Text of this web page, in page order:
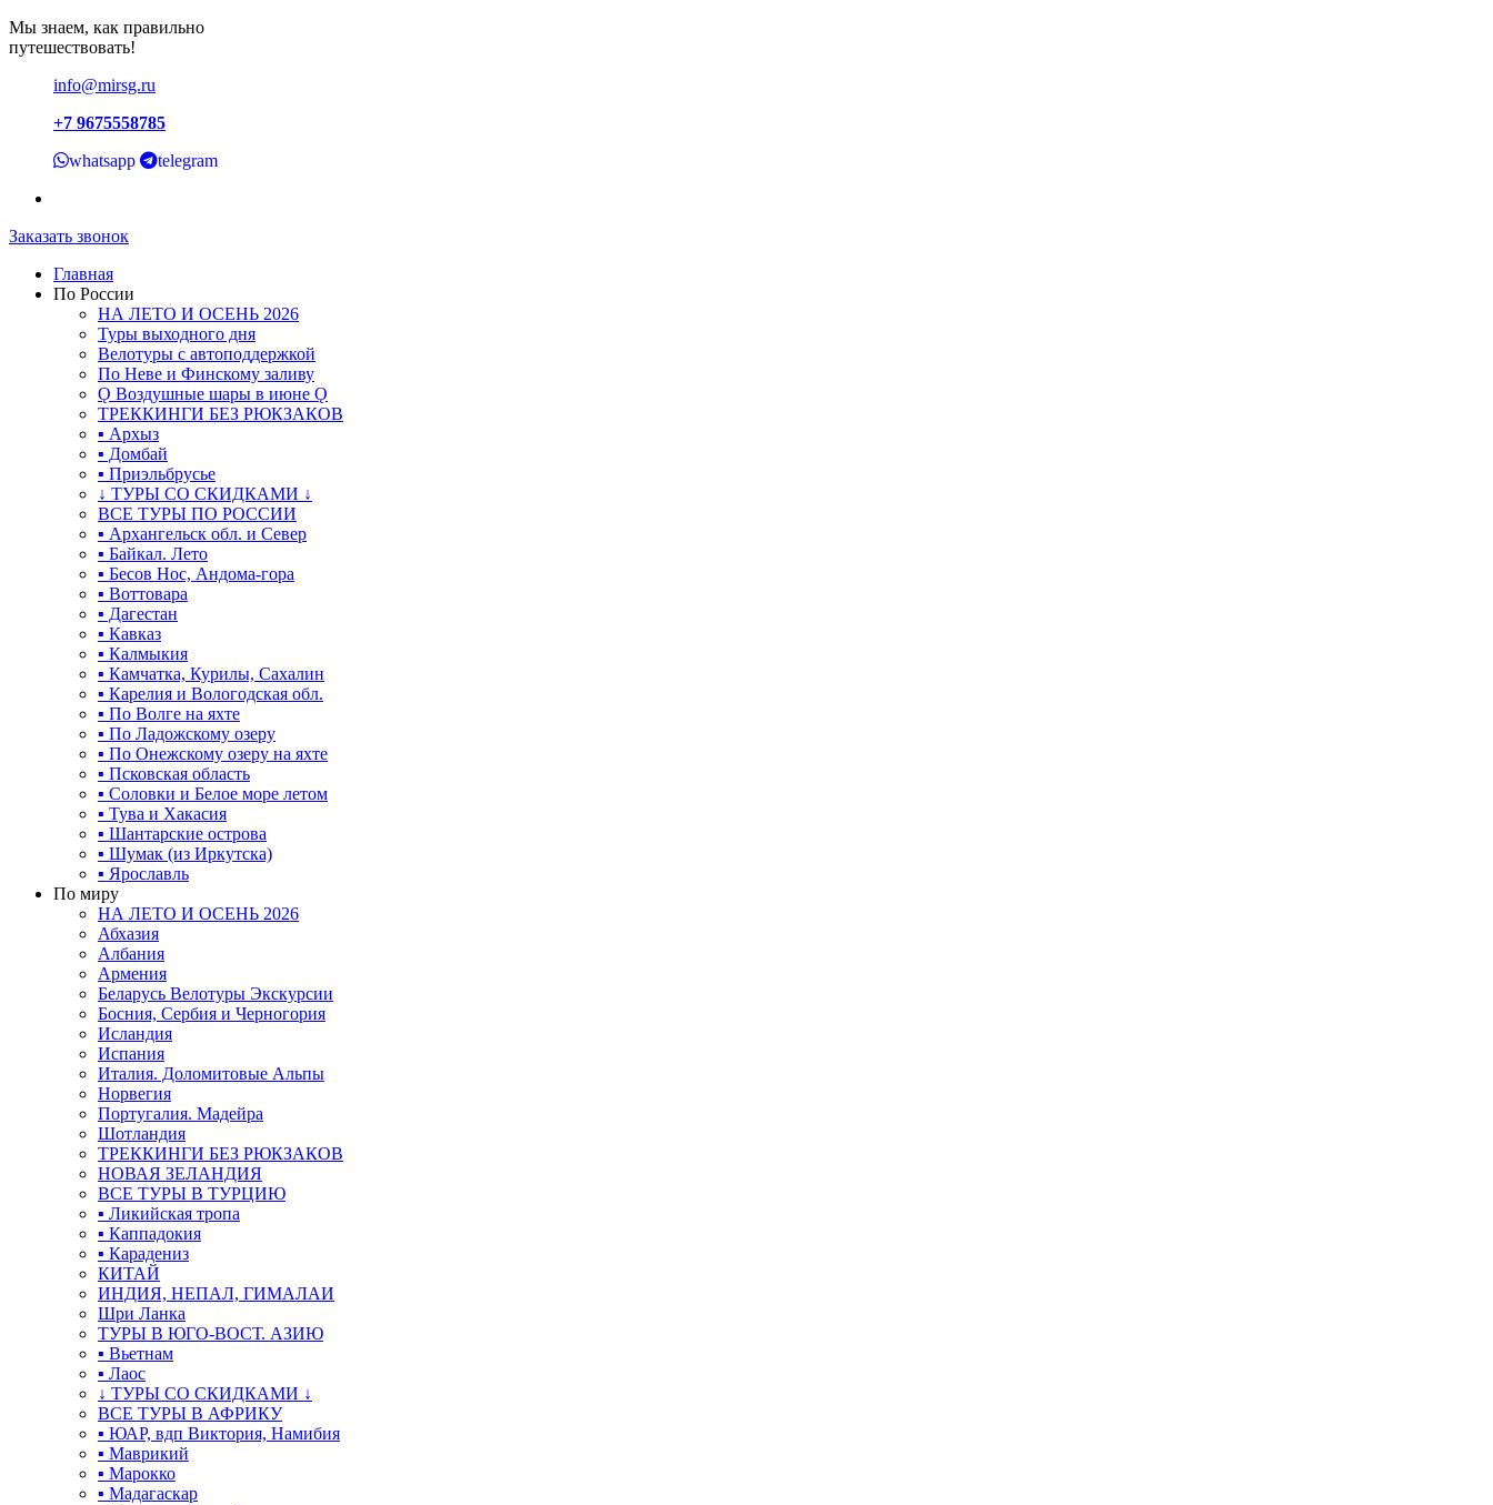
Мы знаем, как правильно
путешествовать!
info@mirsg.ru
+7 9675558785
whatsapp telegram
Заказать звонок
Главная
По России
НА ЛЕТО И ОСЕНЬ 2026
Туры выходного дня
Велотуры с автоподдержкой
По Неве и Финскому заливу
Ǫ Воздушные шары в июне Ǫ
ТРЕККИНГИ БЕЗ РЮКЗАКОВ
▪ Архыз
▪ Домбай
▪ Приэльбрусье
↓ ТУРЫ СО СКИДКАМИ ↓
ВСЕ ТУРЫ ПО РОССИИ
▪ Архангельск обл. и Север
▪ Байкал. Лето
▪ Бесов Нос, Андома-гора
▪ Воттовара
▪ Дагестан
▪ Кавказ
▪ Калмыкия
▪ Камчатка, Курилы, Сахалин
▪ Карелия и Вологодская обл.
▪ По Волге на яхте
▪ По Ладожскому озеру
▪ По Онежскому озеру на яхте
▪ Псковская область
▪ Соловки и Белое море летом
▪ Тува и Хакасия
▪ Шантарские острова
▪ Шумак (из Иркутска)
▪ Ярославль
По миру
НА ЛЕТО И ОСЕНЬ 2026
Абхазия
Албания
Армения
Беларусь Велотуры Экскурсии
Босния, Сербия и Черногория
Исландия
Испания
Италия. Доломитовые Альпы
Норвегия
Португалия. Мадейра
Шотландия
ТРЕККИНГИ БЕЗ РЮКЗАКОВ
НОВАЯ ЗЕЛАНДИЯ
ВСЕ ТУРЫ В ТУРЦИЮ
▪ Ликийская тропа
▪ Каппадокия
▪ Карадениз
КИТАЙ
ИНДИЯ, НЕПАЛ, ГИМАЛАИ
Шри Ланка
ТУРЫ В ЮГО-ВОСТ. АЗИЮ
▪ Вьетнам
▪ Лаос
↓ ТУРЫ СО СКИДКАМИ ↓
ВСЕ ТУРЫ В АФРИКУ
▪ ЮАР, вдп Виктория, Намибия
▪ Маврикий
▪ Марокко
▪ Мадагаскар